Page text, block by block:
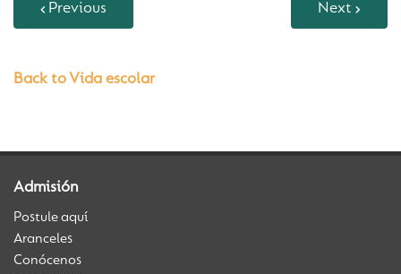
Previous Next
Back to Vida escolar
Admisión
Postule aquí
Aranceles
Conócenos